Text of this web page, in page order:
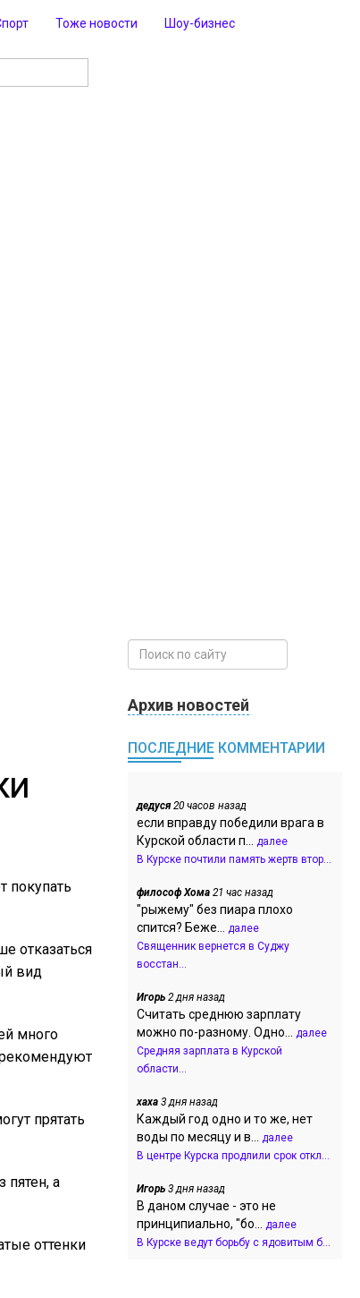
Тоже новости Шоу-бизнес
покупать
отказаться
вид
много
прятать
пятен, а
оттенки
Архив новостей
ПОСЛЕДНИЕ КОММЕНТАРИИ
дедуся20 часов назад
если вправду победили врага в
Курской области п... далее
В Курске почтили память жертв втор...
философ Хома 21 час назад
"рыжему" без пиара плохо
спится? Беже... далее
Священник вернется в Суджу
восстан...
Игорь 2 дня назад
Считать среднюю зарплату
можно по-разному. Одно... далее
Средняя зарплата в Курской
области...
хаха 3 дня назад
Каждый год одно и то же, нет
воды по месяцу и в... далее
В центре Курска продлили срок откл...
Игорь 3 дня назад
В даном случае - это не
принципиально, "бо... далее
В Курске ведут борьбу с ядовитым б...